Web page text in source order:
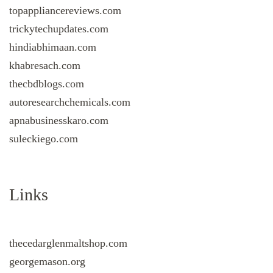
topappliancereviews.com
trickytechupdates.com
hindiabhimaan.com
khabresach.com
thecbdblogs.com
autoresearchchemicals.com
apnabusinesskaro.com
suleckiego.com
Links
thecedarglenmaltshop.com
georgemason.org